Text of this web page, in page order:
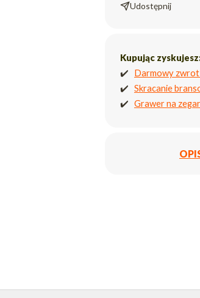
Udostępnij
Kupując
✔️ Darmowy
✔️ Skracanie
✔️ Grawer na